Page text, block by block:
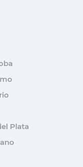
Plata